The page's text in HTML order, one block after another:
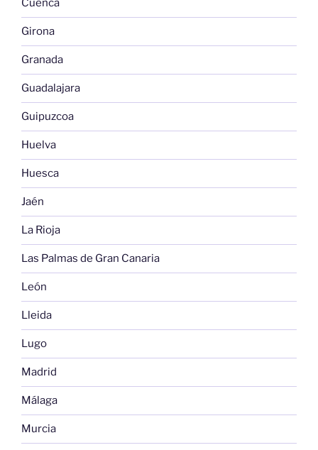
Cuenca
Girona
Granada
Guadalajara
Guipuzcoa
Huelva
Huesca
Jaén
La Rioja
Las Palmas de Gran Canaria
León
Lleida
Lugo
Madrid
Málaga
Murcia